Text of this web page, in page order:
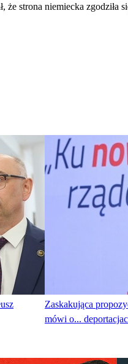
że strona niemiecka
Zaskakująca
mówi o...